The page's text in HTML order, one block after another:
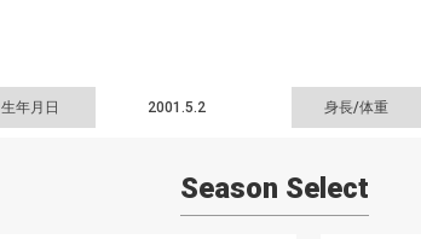
生年月日 2001.5.2 身長/体重
Season Select